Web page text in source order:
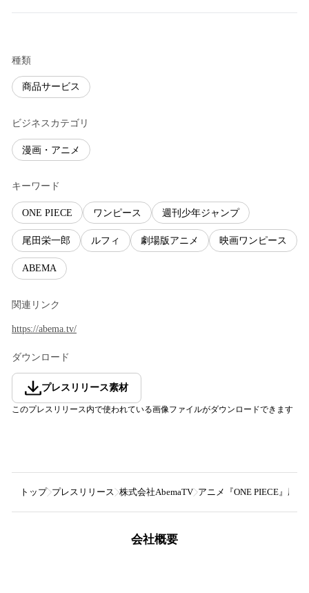
種類
商品サービス
ビジネスカテゴリ
漫画・アニメ
キーワード
ONE PIECE ワンピース 週刊少年ジャンプ
尾田栄一郎 ルフィ 劇場版アニメ 映画ワンピース
ABEMA
関連リンク
https://abema.tv/
ダウンロード
プレスリリース素材
このプレスリリース内で使われている画像ファイルがダウンロードできます
トップ プレスリリース 株式会社AbemaTV アニメ『ONE PIECE』歴
会社概要